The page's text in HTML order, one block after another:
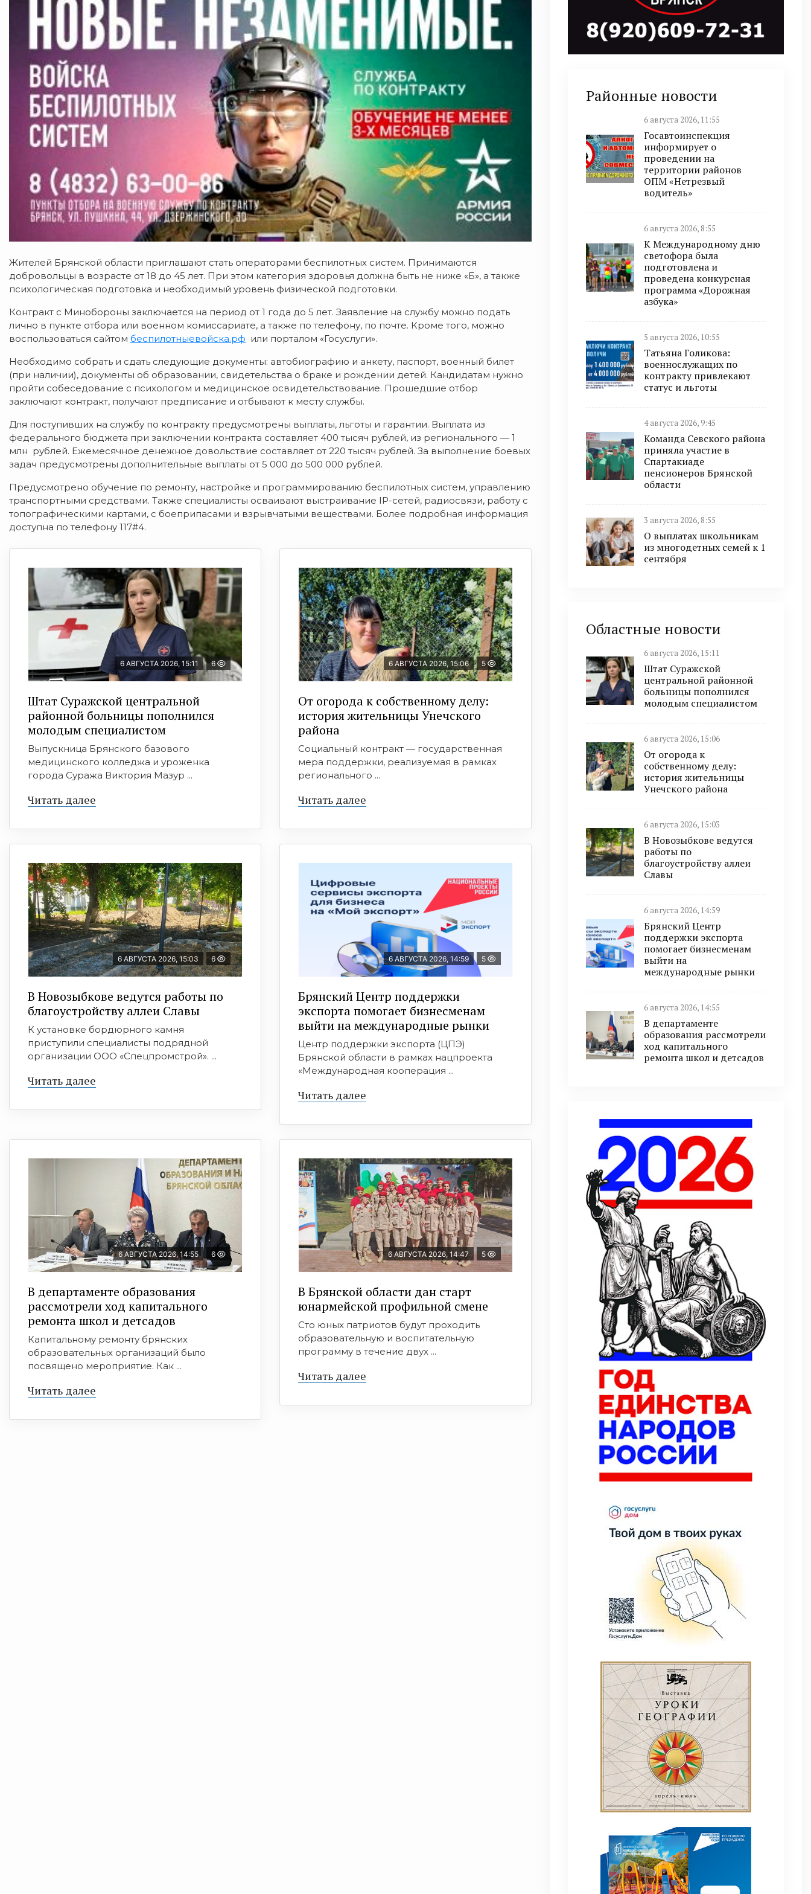
Жителей Брянской области приглашают стать операторами беспилотных систем. Принимаются
добровольцы в возрасте от 18 до 45 лет. При этом категория здоровья должна быть не ниже «Б», а также
психологическая подготовка и необходимый уровень физической подготовки.
Контракт с Минобороны заключается на период от 1 года до 5 лет. Заявление на службу можно подать
лично в пункте отбора или военном комиссариате, а также по телефону, по почте. Кроме того, можно
воспользоваться сайтом беспилотныевойска.рф или порталом «Госуслуги».
Необходимо собрать и сдать следующие документы: автобиографию и анкету, паспорт, военный билет
(при наличии), документы об образовании, свидетельства о браке и рождении детей. Кандидатам нужно
пройти собеседование с психологом и медицинское освидетельствование. Прошедшие отбор
заключают контракт, получают предписание и отбывают к месту службы.
Для поступивших на службу по контракту предусмотрены выплаты, льготы и гарантии. Выплата из
федерального бюджета при заключении контракта составляет 400 тысяч рублей, из регионального — 1
млн рублей. Ежемесячное денежное довольствие составляет от 220 тысяч рублей. За выполнение боевых
задач предусмотрены дополнительные выплаты от 5 000 до 500 000 рублей.
Предусмотрено обучение по ремонту, настройке и программированию беспилотных систем, управлению
транспортными средствами. Также специалисты осваивают выстраивание IP-сетей, радиосвязи, работу с
топографическими картами, с боеприпасами и взрывчатыми веществами. Более подробная информация
доступна по телефону 117#4.
6 АВГУСТА 2026, 15:11 6
Штат Суражской центральной
районной больницы пополнился
молодым специалистом
Выпускница Брянского базового
медицинского колледжа и уроженка
города Суража Виктория Мазур ...
Читать далее
6 АВГУСТА 2026, 15:06 5
От огорода к собственному делу:
история жительницы Унечского
района
Социальный контракт — государственная
мера поддержки, реализуемая в рамках
регионального ...
Читать далее
6 АВГУСТА 2026, 15:03 6
В Новозыбкове ведутся работы по
благоустройству аллеи Славы
К установке бордюрного камня
приступили специалисты подрядной
организации ООО «Спецпромстрой». ...
Читать далее
6 АВГУСТА 2026, 14:59 5
Брянский Центр поддержки
экспорта помогает бизнесменам
выйти на международные рынки
Центр поддержки экспорта (ЦПЭ)
Брянской области в рамках нацпроекта
«Международная кооперация ...
Читать далее
6 АВГУСТА 2026, 14:55 6
В департаменте образования
рассмотрели ход капитального
ремонта школ и детсадов
Капитальному ремонту брянских
образовательных организаций было
посвящено мероприятие. Как ...
Читать далее
6 АВГУСТА 2026, 14:47 5
В Брянской области дан старт
юнармейской профильной смене
Сто юных патриотов будут проходить
образовательную и воспитательную
программу в течение двух ...
Читать далее
Районные новости
6 августа 2026, 11:55
Госавтоинспекция
информирует о
проведении на
территории районов
ОПМ «Нетрезвый
водитель»
6 августа 2026, 8:55
К Международному дню
светофора была
подготовлена и
проведена конкурсная
программа «Дорожная
азбука»
5 августа 2026, 10:55
Татьяна Голикова:
военнослужащих по
контракту привлекают
статус и льготы
4 августа 2026, 9:45
Команда Севского района
приняла участие в
Спартакиаде
пенсионеров Брянской
области
3 августа 2026, 8:55
О выплатах школьникам
из многодетных семей к 1
сентября
Областные новости
6 августа 2026, 15:11
Штат Суражской
центральной районной
больницы пополнился
молодым специалистом
6 августа 2026, 15:06
От огорода к
собственному делу:
история жительницы
Унечского района
6 августа 2026, 15:03
В Новозыбкове ведутся
работы по
благоустройству аллеи
Славы
6 августа 2026, 14:59
Брянский Центр
поддержки экспорта
помогает бизнесменам
выйти на
международные рынки
6 августа 2026, 14:55
В департаменте
образования рассмотрели
ход капитального
ремонта школ и детсадов